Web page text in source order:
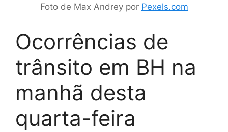
Foto de Max Andrey por Pexels.com
Ocorrências de
trânsito em BH na
manhã desta
quarta-feira